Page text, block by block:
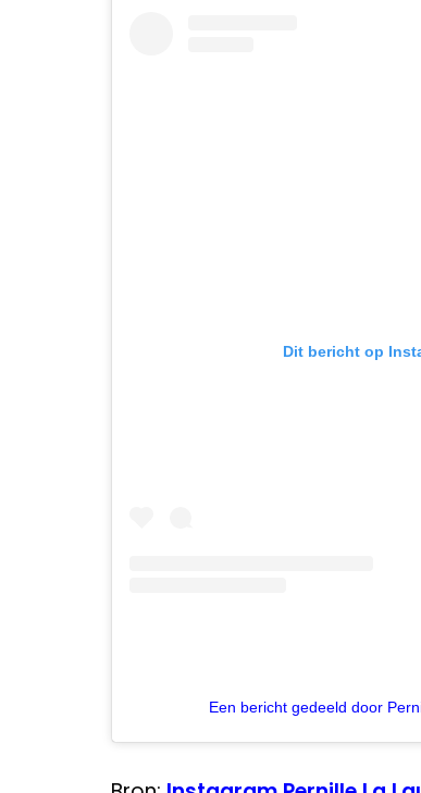
Dit bericht op
Een bericht gedeeld door